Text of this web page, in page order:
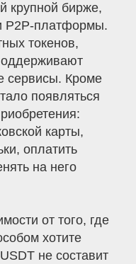
крупной бирже,
P2P-платформы.
токенов,
сервисы. Кроме
появляться
карты,
оплатить
на него
от того, где
хотите
не составит